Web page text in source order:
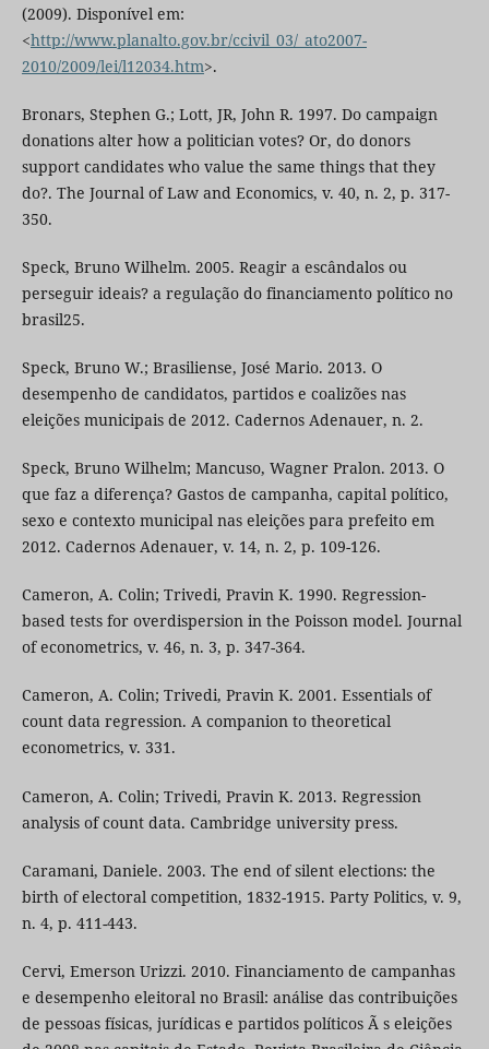
(2009). Disponível em:
<http://www.planalto.gov.br/ccivil_03/_ato2007-
2010/2009/lei/l12034.htm>.
Bronars, Stephen G.; Lott, JR, John R. 1997. Do campaign
donations alter how a politician votes? Or, do donors
support candidates who value the same things that they
do?. The Journal of Law and Economics, v. 40, n. 2, p. 317-
350.
Speck, Bruno Wilhelm. 2005. Reagir a escândalos ou
perseguir ideais? a regulação do financiamento político no
brasil25.
Speck, Bruno W.; Brasiliense, José Mario. 2013. O
desempenho de candidatos, partidos e coalizões nas
eleições municipais de 2012. Cadernos Adenauer, n. 2.
Speck, Bruno Wilhelm; Mancuso, Wagner Pralon. 2013. O
que faz a diferença? Gastos de campanha, capital político,
sexo e contexto municipal nas eleições para prefeito em
2012. Cadernos Adenauer, v. 14, n. 2, p. 109-126.
Cameron, A. Colin; Trivedi, Pravin K. 1990. Regression-
based tests for overdispersion in the Poisson model. Journal
of econometrics, v. 46, n. 3, p. 347-364.
Cameron, A. Colin; Trivedi, Pravin K. 2001. Essentials of
count data regression. A companion to theoretical
econometrics, v. 331.
Cameron, A. Colin; Trivedi, Pravin K. 2013. Regression
analysis of count data. Cambridge university press.
Caramani, Daniele. 2003. The end of silent elections: the
birth of electoral competition, 1832-1915. Party Politics, v. 9,
n. 4, p. 411-443.
Cervi, Emerson Urizzi. 2010. Financiamento de campanhas
e desempenho eleitoral no Brasil: análise das contribuições
de pessoas físicas, jurídicas e partidos políticos Ã s eleições